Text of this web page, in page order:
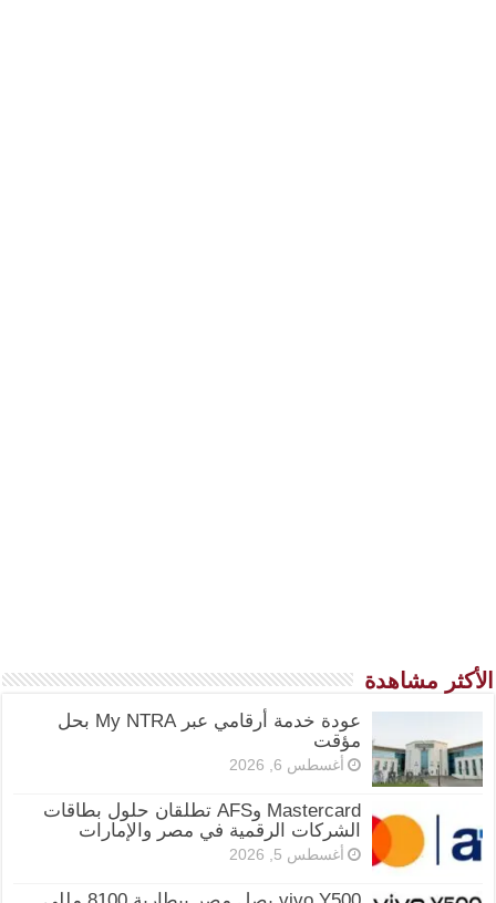
الأكثر مشاهدة
عودة خدمة أرقامي عبر My NTRA بحل
مؤقت
أغسطس 6, 2026
Mastercard وAFS تطلقان حلول بطاقات
الشركات الرقمية في مصر والإمارات
أغسطس 5, 2026